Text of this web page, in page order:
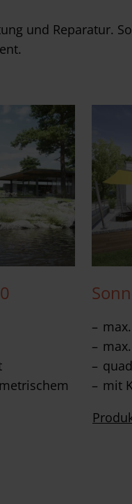
und Reparatur.
mit